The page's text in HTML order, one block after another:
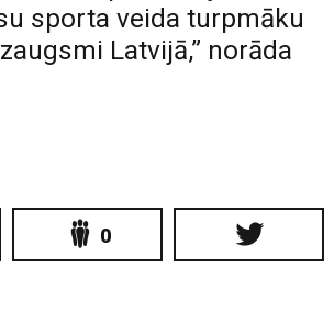
sporta veida turpmāku
Latvijā,” norāda
0